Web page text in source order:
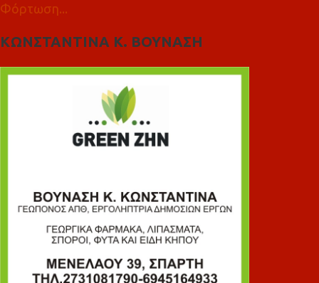
Φόρτωση...
ΚΩΝΣΤΑΝΤΙΝΑ Κ. ΒΟΥΝΑΣΗ